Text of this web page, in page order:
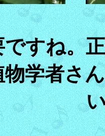
ですね。
学者さ